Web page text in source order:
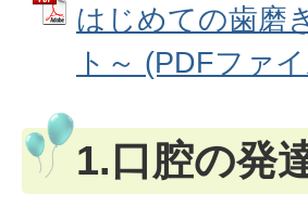
はじめての歯磨
ト～ (PDFファ
1.口腔の発